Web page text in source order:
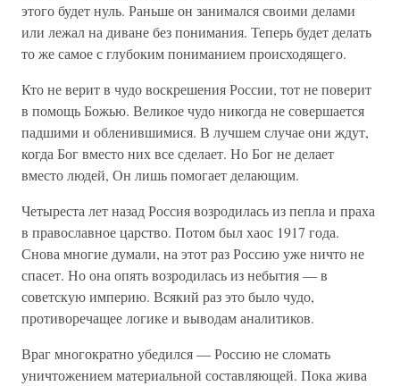
этого будет нуль. Раньше он занимался своими делами
или лежал на диване без понимания. Теперь будет делать
то же самое с глубоким пониманием происходящего.
Кто не верит в чудо воскрешения России, тот не поверит
в помощь Божью. Великое чудо никогда не совершается
падшими и обленившимися. В лучшем случае они ждут,
когда Бог вместо них все сделает. Но Бог не делает
вместо людей, Он лишь помогает делающим.
Четыреста лет назад Россия возродилась из пепла и праха
в православное царство. Потом был хаос 1917 года.
Снова многие думали, на этот раз Россию уже ничто не
спасет. Но она опять возродилась из небытия — в
советскую империю. Всякий раз это было чудо,
противоречащее логике и выводам аналитиков.
Враг многократно убедился — Россию не сломать
уничтожением материальной составляющей. Пока жива